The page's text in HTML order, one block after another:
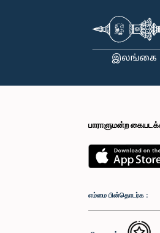
பாராளுமன்ற
எம்மை பின்தொடர்க :